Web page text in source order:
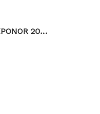
ハンペン・マテリアル・ゴム工業、チリのアントファガスタで開催されたEXPONOR 2026で大成功を収めた